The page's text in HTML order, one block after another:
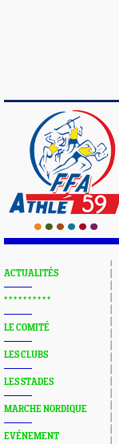
ACTUALITÉS
* * * * * * * * * *
LE COMITÉ
LES CLUBS
LES STADES
MARCHE NORDIQUE
EVÉNEMENT